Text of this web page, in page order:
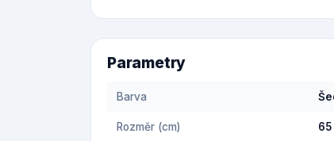
Parametry
Barva
Rozměr (cm) 65